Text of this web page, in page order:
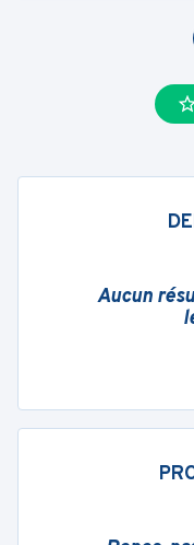
Aucun